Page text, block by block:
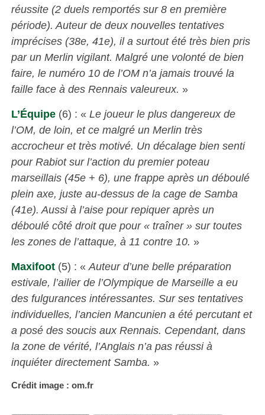
réussite (2 duels remportés sur 8 en première
période). Auteur de deux nouvelles tentatives
imprécises (38e, 41e), il a surtout été très bien pris
par un Merlin vigilant. Malgré une volonté de bien
faire, le numéro 10 de l’OM n’a jamais trouvé la
faille face à des Rennais valeureux. »
L’Équipe(6) : « Le joueur le plus dangereux de
l’OM, de loin, et ce malgré un Merlin très
accrocheur et très motivé. Un décalage bien senti
pour Rabiot sur l’action du premier poteau
marseillais (45e + 6), une frappe après un déboulé
plein axe, juste au-dessus de la cage de Samba
(41e). Aussi à l’aise pour repiquer après un
déboulé côté droit que pour « traîner » sur toutes
les zones de l’attaque, à 11 contre 10. »
Maxifoot(5) : « Auteur d’une belle préparation
estivale, l’ailier de l’Olympique de Marseille a eu
des fulgurances intéressantes. Sur ses tentatives
individuelles, l’ancien Mancunien a été percutant et
a posé des soucis aux Rennais. Cependant, dans
la zone de vérité, l’Anglais n’a pas réussi à
inquiéter directement Samba. »
Crédit image : om.fr